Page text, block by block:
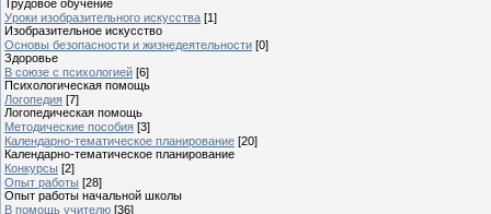
Трудовое обучение
Уроки изобразительного искусства [1]
Изобразительное искусство
Основы безопасности и жизнедеятельности [0]
Здоровье
В союзе с психологией [6]
Психологическая помощь
Логопедия [7]
Логопедическая помощь
Методические пособия [3]
Календарно-тематическое планирование [20]
Календарно-тематическое планирование
Конкурсы [2]
Опыт работы [28]
Опыт работы начальной школы
В помощь учителю [36]